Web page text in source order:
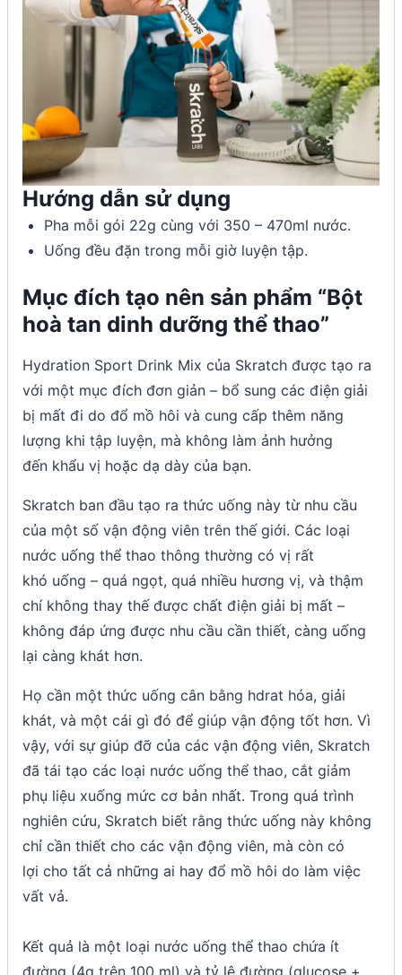
Hướng dẫn sử dụng
Pha mỗi gói 22g cùng với 350 – 470ml nước.
Uống đều đặn trong mỗi giờ luyện tập.
Mục đích tạo nên sản phẩm “Bột
hoà tan dinh dưỡng thể thao”
Hydration Sport Drink Mix của Skratch được tạo ra
với một mục đích đơn giản – bổ sung các điện giải
bị mất đi do đổ mồ hôi và cung cấp thêm năng
lượng khi tập luyện, mà không làm ảnh hưởng
đến khẩu vị hoặc dạ dày của bạn.
Skratch ban đầu tạo ra thức uống này từ nhu cầu
của một số vận động viên trên thế giới. Các loại
nước uống thể thao thông thường có vị rất
khó uống – quá ngọt, quá nhiều hương vị, và thậm
chí không thay thế được chất điện giải bị mất –
không đáp ứng được nhu cầu cần thiết, càng uống
lại càng khát hơn.
Họ cần một thức uống cân bằng hdrat hóa, giải
khát, và một cái gì đó để giúp vận động tốt hơn. Vì
vậy, với sự giúp đỡ của các vận động viên, Skratch
đã tái tạo các loại nước uống thể thao, cắt giảm
phụ liệu xuống mức cơ bản nhất. Trong quá trình
nghiên cứu, Skratch biết rằng thức uống này không
chỉ cần thiết cho các vận động viên, mà còn có
lợi cho tất cả những ai hay đổ mồ hôi do làm việc
vất vả.
Kết quả là một loại nước uống thể thao chứa ít